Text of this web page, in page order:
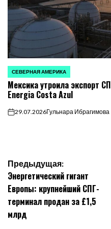
ОПУБЛИКОВАНО
В
СЕВЕРНАЯ АМЕРИКА
Мексика утроила экспорт
Energia Costa Azul
on29.07.2026Гульнара Ибрагимова
Навигация
по
записям
Предыдущая:
Энергетический гигант
Европы: крупнейший СПГ-
терминал продан за £1,5
млрд